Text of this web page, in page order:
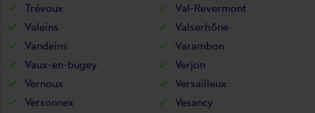
Trévoux
Val-Revermont
Valeins
Valserhône
Vandeins
Varambon
Vaux-en-bugey
Verjon
Vernoux
Versailleux
Versonnex
Vesancy